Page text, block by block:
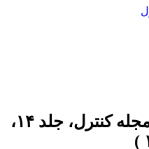
دوره ۱۴، شماره ۴ - ( مجله کنترل، جلد ۱۴،